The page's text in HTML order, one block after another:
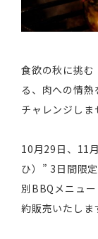
食欲の秋に挑む
る、肉への情
チャレンジしま
10月29日、11
ひ）” 3日間限
別BBQメニュ
約販売いたしま